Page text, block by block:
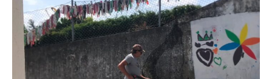
Acesso ao conteúdo online
Acesso aos conteúdos Exclusivos para
assinantes
Ofertas para assinatura anual